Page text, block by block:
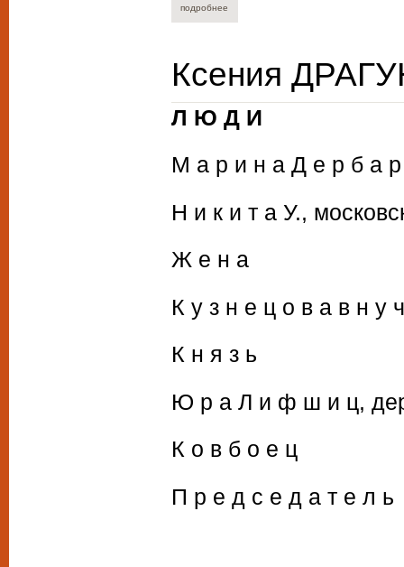
подробнее
Ксения
Л Ю Д И
М а р и н а Д е р б а р
Н и к и т а У.,
Ж е н а
К у з н е ц о в а в н у
К н я з ь
Ю р а Л и ф ш и ц,
К о в б о е ц
П р е д с е д а т е л ь